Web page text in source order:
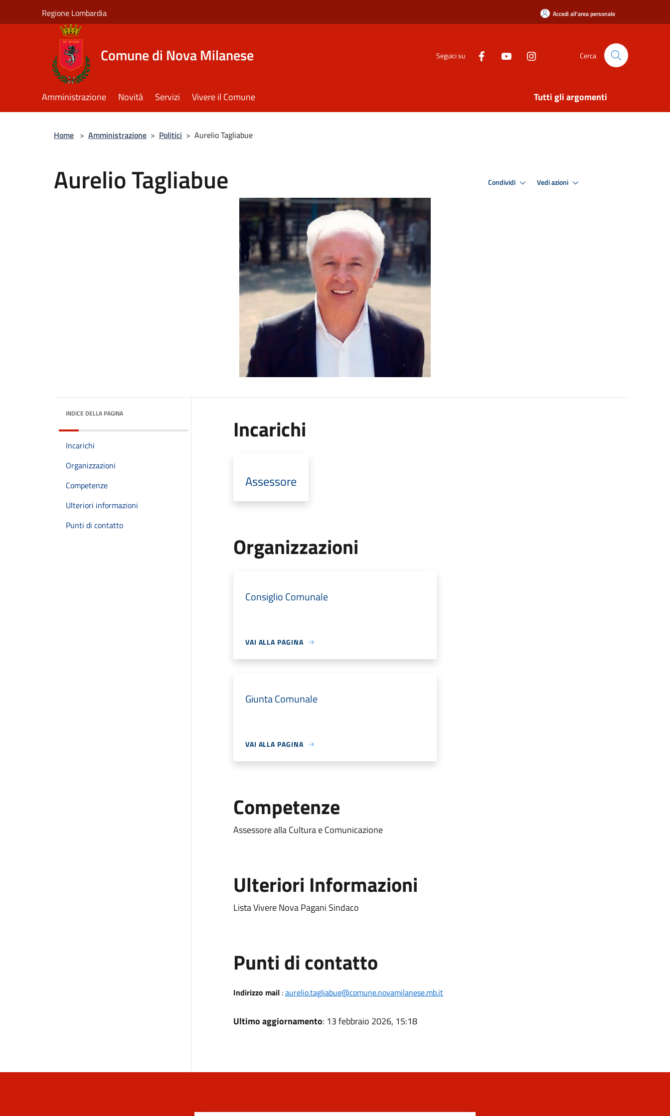
Regione Lombardia Accedi all'area personale
Comune di Nova Milanese Seguici su Cerca
Amministrazione Novità Servizi Vivere il Comune Tutti gli argomenti
Home > Amministrazione > Politici > Aurelio Tagliabue
Aurelio Tagliabue Condividi Vedi azioni
INDICE DELLA PAGINA
Incarichi
Organizzazioni
Competenze
Ulteriori informazioni
Punti di contatto
Incarichi
Assessore
Organizzazioni
Consiglio Comunale
VAI ALLA PAGINA
Giunta Comunale
VAI ALLA PAGINA
Competenze
Assessore alla Cultura e Comunicazione
Ulteriori Informazioni
Lista Vivere Nova Pagani Sindaco
Punti di contatto
Indirizzo mail:aurelio.tagliabue@comune.novamilanese.mb.it
Ultimo aggiornamento: 13 febbraio 2026, 15:18